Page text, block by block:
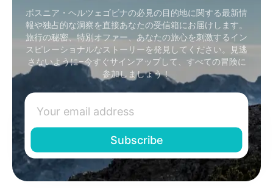
ボスニア・ヘルツェゴビナの必見の目的地に関する最新情
報や独占的な洞察を直接あなたの受信箱にお届けします。
旅行の秘密、特別オファー、あなたの旅心を刺激するイン
スピレーショナルなストーリーを発見してください。見逃
さないように–今すぐサインアップして、すべての冒険に
参加しましょう！